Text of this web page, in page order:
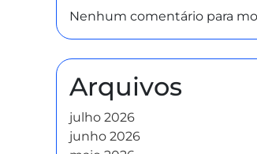
Nenhum comentário para
Arquivos
julho 2026
junho 2026